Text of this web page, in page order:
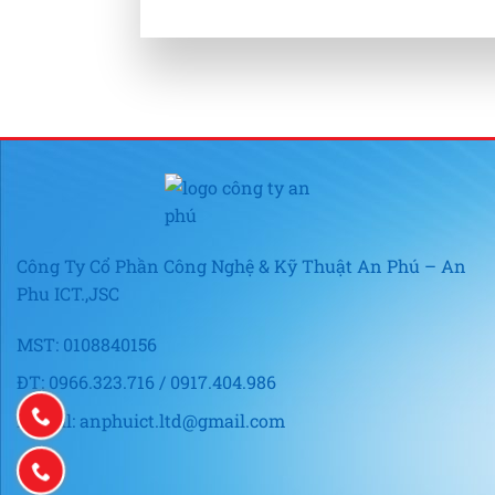
Công Ty Cổ Phần Công Nghệ & Kỹ Thuật An Phú – An
Phu ICT.,JSC
MST: 0108840156
ĐT: 0966.323.716 / 0917.404.986
E-mail: anphuict.ltd@gmail.com